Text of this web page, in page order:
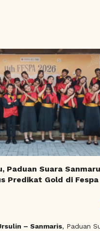
Paduan Suara
Predikat Gold di Fespa
– Sanmaris, Paduan